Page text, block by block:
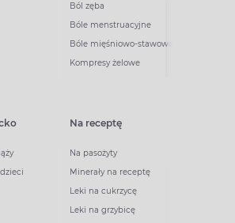
Ból zęba
Bóle menstruacyjne
Bóle mięśniowo-stawowe
Kompresy żelowe
Na receptę
Na pasożyty
Minerały na receptę
Leki na cukrzycę
Leki na grzybicę